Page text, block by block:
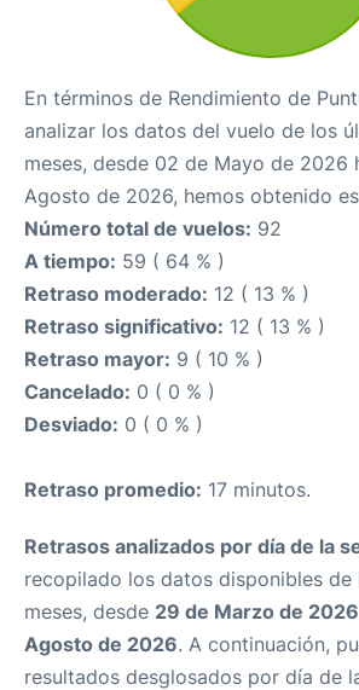
En términos de Rendimiento de
analizar los datos del vuelo de los
meses, desde 02 de Mayo de 2026
Agosto de 2026, hemos obtenido
Número total de vuelos: 92
A tiempo: 59 ( 64 % )
Retraso moderado: 12 ( 13 % )
Retraso significativo: 12 ( 13 % )
Retraso mayor: 9 ( 10 % )
Cancelado: 0 ( 0 % )
Desviado: 0 ( 0 % )
Retraso promedio: 17 minutos.
Retrasos analizados por día de la
recopilado los datos disponibles de
meses, desde 29 de Marzo de 2026
Agosto de 2026. A continuación,
resultados desglosados por día de